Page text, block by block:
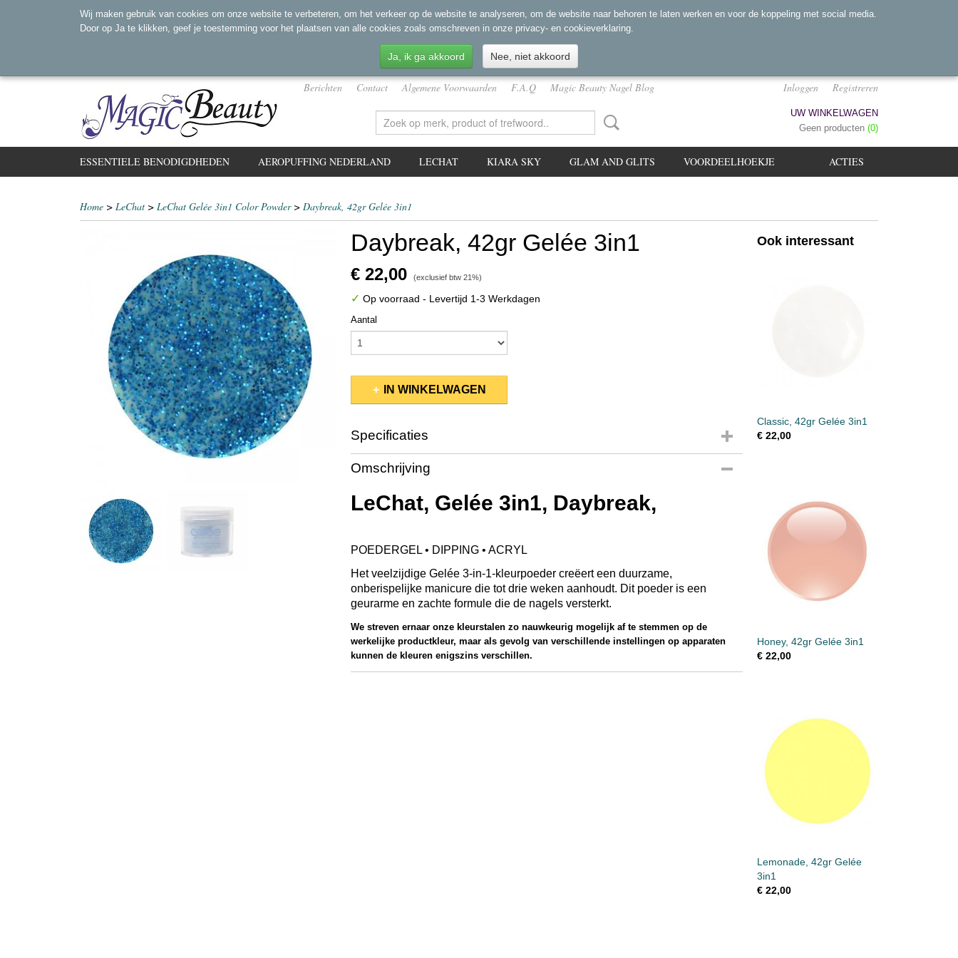
Berichten Contact Algemene Voorwaarden F.A.Q Magic Beauty Nagel Blog Inloggen Registreren
UW WINKELWAGEN
Geen producten (0)
ACTIES
ESSENTIELE BENODIGDHEDEN AEROPUFFING NEDERLAND LECHAT KIARA SKY GLAM AND GLITS VOORDEELHOEKJE
Home > LeChat > LeChat Gelée 3in1 Color Powder> Daybreak, 42gr Gelée 3in1
Daybreak, 42gr Gelée 3in1
€ 22,00 (exclusief btw 21%)
✓ Op voorraad - Levertijd 1-3 Werkdagen
Aantal
IN WINKELWAGEN
Specificaties
Productcode
EAN code
Bruto gewicht
0,08 Kg
Omschrijving
LeChat, Gelée 3in1, Daybreak,
POEDERGEL • DIPPING • ACRYL
Het veelzijdige Gelée 3-in-1-kleurpoeder creëert een duurzame,
onberispelijke manicure die tot drie weken aanhoudt. Dit poeder is een
geurarme en zachte formule die de nagels versterkt.
We streven ernaar onze kleurstalen zo nauwkeurig mogelijk af te stemmen op de
werkelijke productkleur, maar als gevolg van verschillende instellingen op apparaten
kunnen de kleuren enigszins verschillen.
Ook interessant
Classic, 42gr Gelée 3in1
€ 22,00
Honey, 42gr Gelée 3in1
€ 22,00
Lemonade, 42gr Gelée
3in1
€ 22,00
Wij maken gebruik van cookies om onze website te verbeteren, om het verkeer op de website te analyseren, om de website naar behoren te laten werken en voor de koppeling met social media.
Door op Ja te klikken, geef je toestemming voor het plaatsen van alle cookies zoals omschreven in onze privacy- en cookieverklaring.
Ja, ik ga akkoord Nee, niet akkoord